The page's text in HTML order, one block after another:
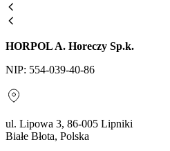
HORPOL A. Horeczy Sp.k.
NIP: 554-039-40-86
ul. Lipowa 3, 86-005 Lipniki
Białe Błota, Polska